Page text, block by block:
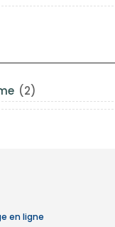
(2)
en ligne